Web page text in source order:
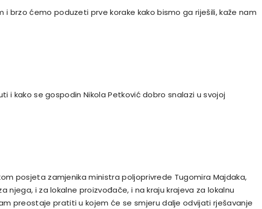
i brzo ćemo poduzeti prve korake kako bismo ga riješili, kaže nam
i kako se gospodin Nikola Petković dobro snalazi u svojoj
posjeta zamjenika ministra poljoprivrede Tugomira Majdaka,
njega, i za lokalne proizvođače, i na kraju krajeva za lokalnu
preostaje pratiti u kojem će se smjeru dalje odvijati rješavanje